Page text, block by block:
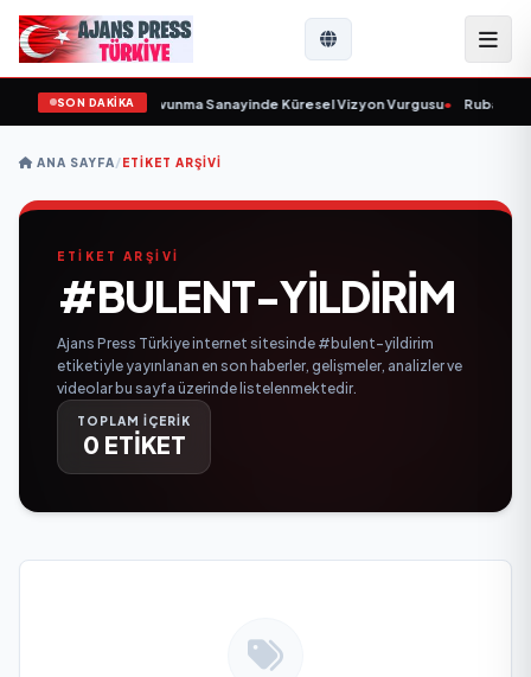
SON DAKİKA
Açıkladı ve Savunma Sanayinde Küresel Vizyon Vurgusu• Rubato
ANA SAYFA/ETIKET ARŞIVI
ETİKET ARŞİVİ
#BULENT-YILDIRIM
Ajans Press Türkiye internet sitesinde #bulent-yildirim
etiketiyle yayınlanan en son haberler, gelişmeler, analizler ve
videolar bu sayfa üzerinde listelenmektedir.
TOPLAM İÇERİK
0 ETİKET